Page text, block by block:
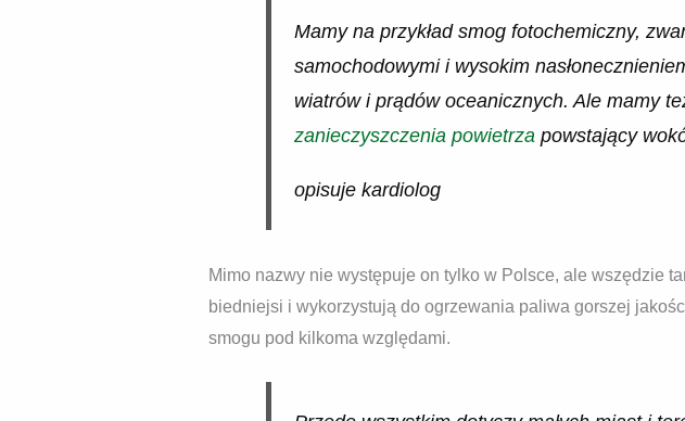
Mamy na przykład smog fotochemiczny,
samochodowymi i wysokim
wiatrów i prądów oceanicznych. Ale mamy
zanieczyszczenia powietrza powstający
opisuje kardiolog
Mimo nazwy nie występuje on tylko w Polsce, ale wszędzie
biedniejsi i wykorzystują do ogrzewania paliwa gorszej
smogu pod kilkoma względami.